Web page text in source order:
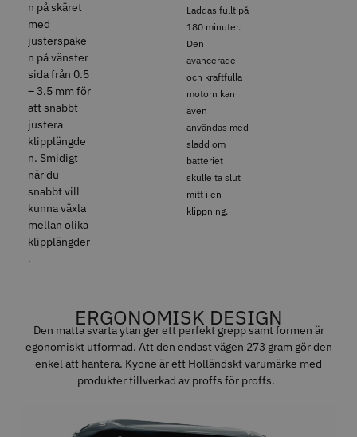
n på skäret
med
justerspake
n på vänster
sida från 0.5
– 3.5 mm för
att snabbt
justera
klipplängde
n. Smidigt
när du
snabbt vill
kunna växla
mellan olika
klipplängder
.
Laddas fullt på
180 minuter.
Den
avancerade
och kraftfulla
motorn kan
även
användas med
sladd om
batteriet
skulle ta slut
mitt i en
klippning.
ERGONOMISK DESIGN
Den matta svarta ytan ger ett perfekt grepp samt formen är
egonomiskt utformad. Att den endast vägen 273 gram gör den
enkel att hantera. Kyone är ett Holländskt varumärke med
produkter tillverkad av proffs för proffs.
STORSÄLJARE
10 st
100.00 kr
JRL - FreshFade 2020 gold
combo kit
23% Rabatt
STORSÄLJARE